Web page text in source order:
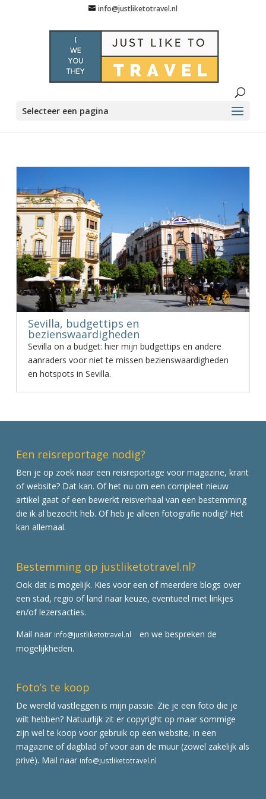
info@justliketotravel.nl
Selecteer een pagina
Sevilla, budgettips en
bezienswaardigheden
Sevilla on a budget: hier mijn budgettips en andere
aanraders voor niet te missen bezienswaardigheden
en hotspots in Sevilla.
Een reisreportage nodig?
Ben je op zoek naar een reisreportage voor magazine, krant
of website? Dat kan. Of het nu om een compleet nieuw
artikel gaat of een bewerkt reisverhaal van een bestemming
die ik al bezocht heb. Of heb je alleen fotografie nodig? Het
kan allemaal.
Bestemming op justliketotravel.nl?
Ook dat is mogelijk. Kies voor een of meerdere blogs over
een stad, regio of land naar keuze, eventueel met linkjes
en/of lezersacties.
Mail naar info@justliketotravel.nl
en we bespreken de
mogelijkheden.
Foto’s te koop
De wereld vastleggen is mijn passie. Zie je een foto die je
wilt hebben? Natuurlijk zit er copyright op maar sommige
zijn wel te koop voor gebruik op een website, in een
magazine of dagblad of voor aan de muur (zowel zakelijk als
privé). Mail naar info@justliketotravel.nl